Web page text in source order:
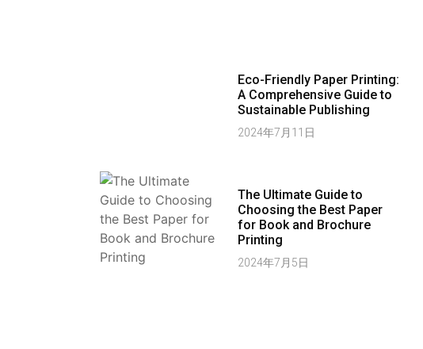
Eco-Friendly Paper Printing:
A Comprehensive Guide to
Sustainable Publishing
2024年7月11日
The Ultimate Guide to
Choosing the Best Paper
for Book and Brochure
Printing
2024年7月5日